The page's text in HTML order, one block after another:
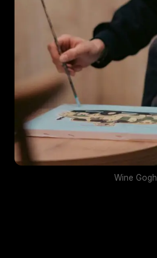
Wine Gogh